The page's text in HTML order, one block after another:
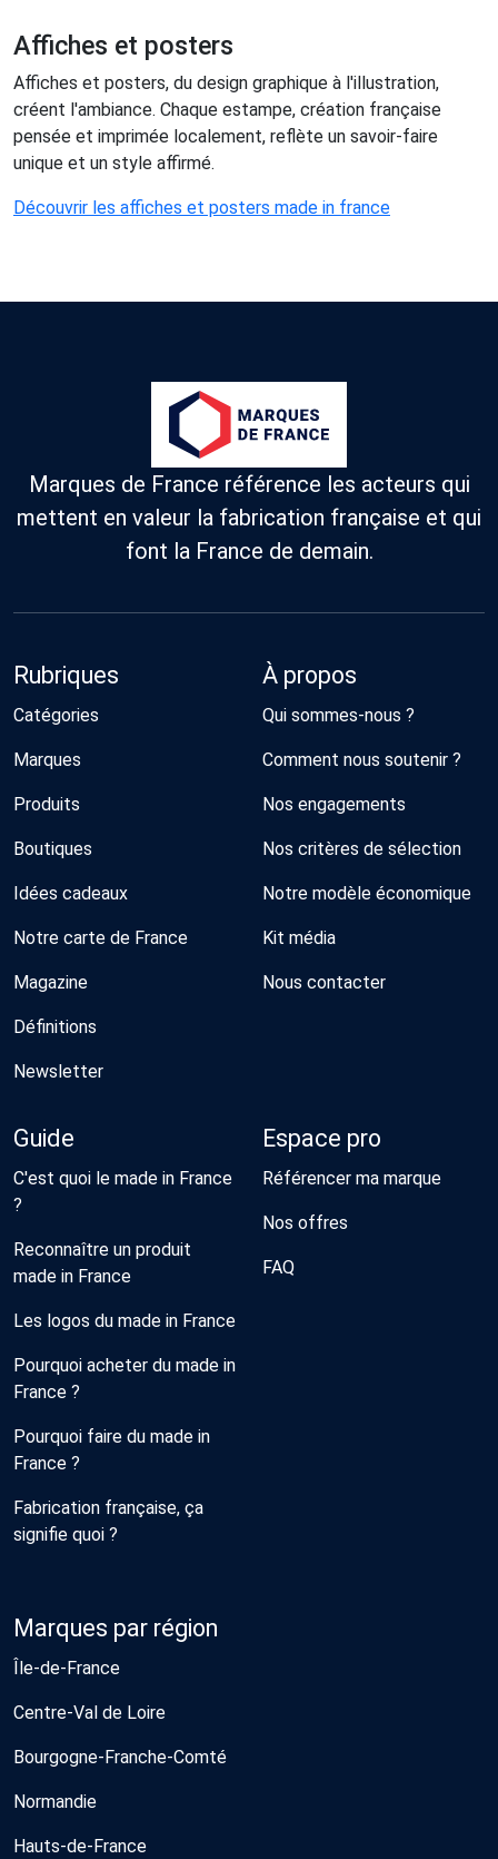
Affiches et posters
Affiches et posters, du design graphique à l'illustration,
créent l'ambiance. Chaque estampe, création française
pensée et imprimée localement, reflète un savoir-faire
unique et un style affirmé.
Découvrir les affiches et posters made in france
Marques de France référence les acteurs qui
mettent en valeur la fabrication française et qui
font la France de demain.
Rubriques
Catégories
Marques
Produits
Boutiques
Idées cadeaux
Notre carte de France
Magazine
Définitions
Newsletter
À propos
Qui sommes-nous ?
Comment nous soutenir ?
Nos engagements
Nos critères de sélection
Notre modèle économique
Kit média
Nous contacter
Guide
C'est quoi le made in France
?
Reconnaître un produit
made in France
Les logos du made in France
Pourquoi acheter du made in
France ?
Pourquoi faire du made in
France ?
Fabrication française, ça
signifie quoi ?
Espace pro
Référencer ma marque
Nos offres
FAQ
Marques par région
Île-de-France
Centre-Val de Loire
Bourgogne-Franche-Comté
Normandie
Hauts-de-France